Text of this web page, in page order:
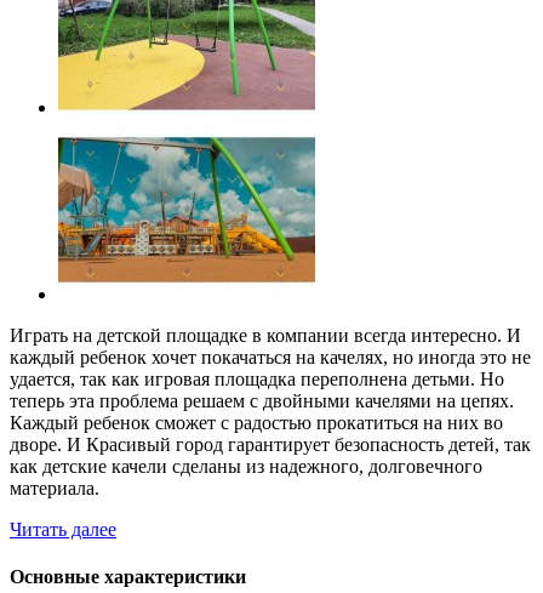
Играть на детской площадке в компании всегда интересно. И
каждый ребенок хочет покачаться на качелях, но иногда это не
удается, так как игровая площадка переполнена детьми. Но
теперь эта проблема решаем с двойными качелями на цепях.
Каждый ребенок сможет с радостью прокатиться на них во
дворе. И Красивый город гарантирует безопасность детей, так
как детские качели сделаны из надежного, долговечного
материала.
Читать далее
Основные характеристики